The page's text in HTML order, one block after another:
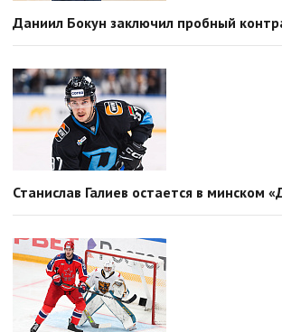
Даниил Бокун заключил пробный
Станислав Галиев остается в минском